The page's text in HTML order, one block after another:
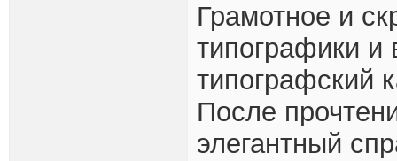
Грамотное и
типографики и
типографский
После
элегантный